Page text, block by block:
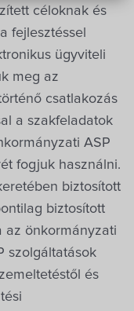
céloknak és
fejlesztéssel
ügyviteli
meg az
csatlakozás
a szakfeladatok
ASP
fogjuk használni.
biztosított
biztosított
az önkormányzati
szolgáltatások
és